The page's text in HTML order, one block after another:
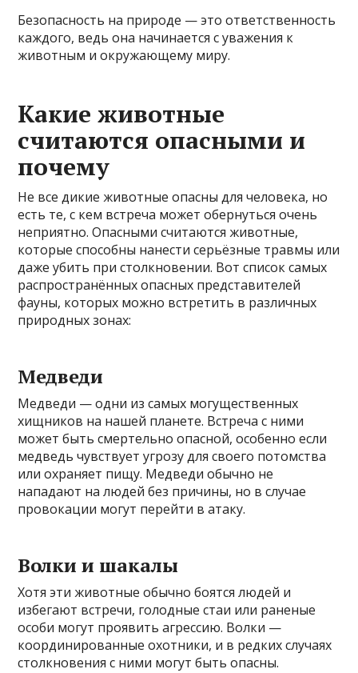
Безопасность на природе — это ответственность
каждого, ведь она начинается с уважения к
животным и окружающему миру.
Какие животные
считаются опасными и
почему
Не все дикие животные опасны для человека, но
есть те, с кем встреча может обернуться очень
неприятно. Опасными считаются животные,
которые способны нанести серьёзные травмы или
даже убить при столкновении. Вот список самых
распространённых опасных представителей
фауны, которых можно встретить в различных
природных зонах:
Медведи
Медведи — одни из самых могущественных
хищников на нашей планете. Встреча с ними
может быть смертельно опасной, особенно если
медведь чувствует угрозу для своего потомства
или охраняет пищу. Медведи обычно не
нападают на людей без причины, но в случае
провокации могут перейти в атаку.
Волки и шакалы
Хотя эти животные обычно боятся людей и
избегают встречи, голодные стаи или раненые
особи могут проявить агрессию. Волки —
координированные охотники, и в редких случаях
столкновения с ними могут быть опасны.